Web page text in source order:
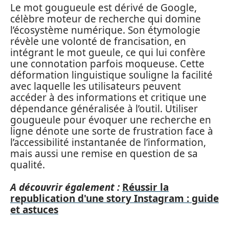
Le mot gougueule est dérivé de Google,
célèbre moteur de recherche qui domine
l’écosystème numérique. Son étymologie
révèle une volonté de francisation, en
intégrant le mot gueule, ce qui lui confère
une connotation parfois moqueuse. Cette
déformation linguistique souligne la facilité
avec laquelle les utilisateurs peuvent
accéder à des informations et critique une
dépendance généralisée à l’outil. Utiliser
gougueule pour évoquer une recherche en
ligne dénote une sorte de frustration face à
l’accessibilité instantanée de l’information,
mais aussi une remise en question de sa
qualité.
A découvrir également : Réussir la
republication d'une story Instagram : guide
et astuces